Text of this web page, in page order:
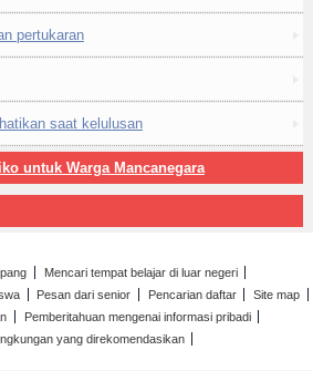
pertukaran
saat kelulusan
untuk Warga Mancanegara
Mencari tempat belajar di luar negeri
Pesan dari senior Pencarian daftar
Site map
Pemberitahuan mengenai informasi pribadi
yang direkomendasikan